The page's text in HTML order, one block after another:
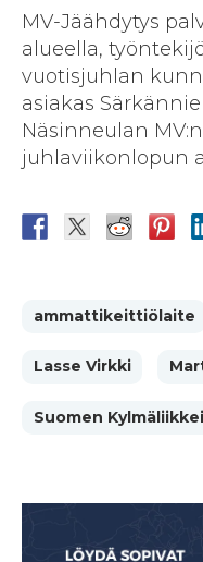
MV-Jäähdytys
alueella,
vuotisjuhlan
asiakas
Näsinneulan
juhlaviikonlopun
ammattikeittiölaite
Lasse Virkki
Suomen